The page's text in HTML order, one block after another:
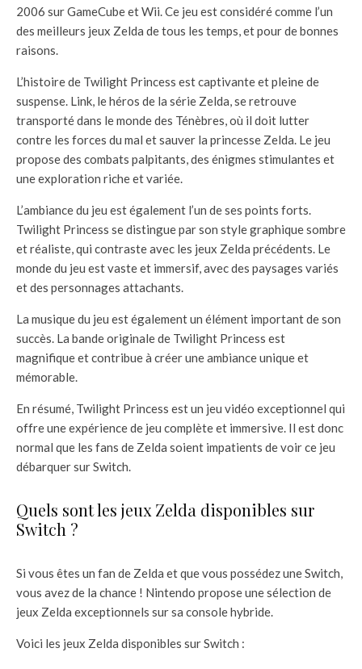
2006 sur GameCube et Wii. Ce jeu est considéré comme l’un
des meilleurs jeux Zelda de tous les temps, et pour de bonnes
raisons.
L’histoire de Twilight Princess est captivante et pleine de
suspense. Link, le héros de la série Zelda, se retrouve
transporté dans le monde des Ténèbres, où il doit lutter
contre les forces du mal et sauver la princesse Zelda. Le jeu
propose des combats palpitants, des énigmes stimulantes et
une exploration riche et variée.
L’ambiance du jeu est également l’un de ses points forts.
Twilight Princess se distingue par son style graphique sombre
et réaliste, qui contraste avec les jeux Zelda précédents. Le
monde du jeu est vaste et immersif, avec des paysages variés
et des personnages attachants.
La musique du jeu est également un élément important de son
succès. La bande originale de Twilight Princess est
magnifique et contribue à créer une ambiance unique et
mémorable.
En résumé, Twilight Princess est un jeu vidéo exceptionnel qui
offre une expérience de jeu complète et immersive. Il est donc
normal que les fans de Zelda soient impatients de voir ce jeu
débarquer sur Switch.
Quels sont les jeux Zelda disponibles sur
Switch ?
Si vous êtes un fan de Zelda et que vous possédez une Switch,
vous avez de la chance ! Nintendo propose une sélection de
jeux Zelda exceptionnels sur sa console hybride.
Voici les jeux Zelda disponibles sur Switch :